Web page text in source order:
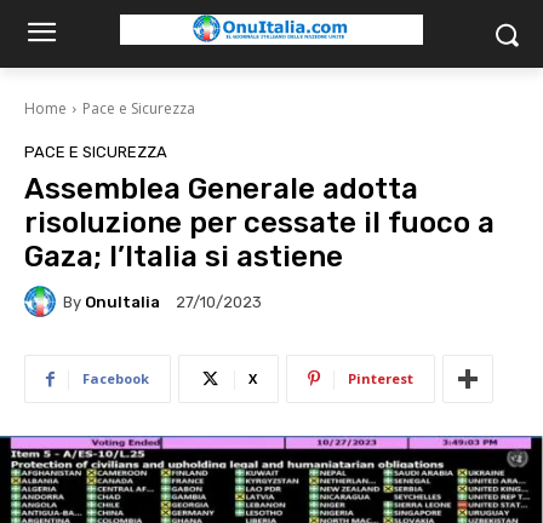
Home Pace e Sicurezza
PACE E SICUREZZA
Assemblea Generale adotta
risoluzione per cessate il fuoco a
Gaza; l’Italia si astiene
By OnuItalia 27/10/2023
Facebook X Pinterest